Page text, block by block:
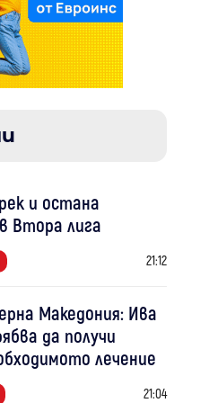
и остана
Втора лига
21:12
Македония: Ива
да получи
лечение
21:04